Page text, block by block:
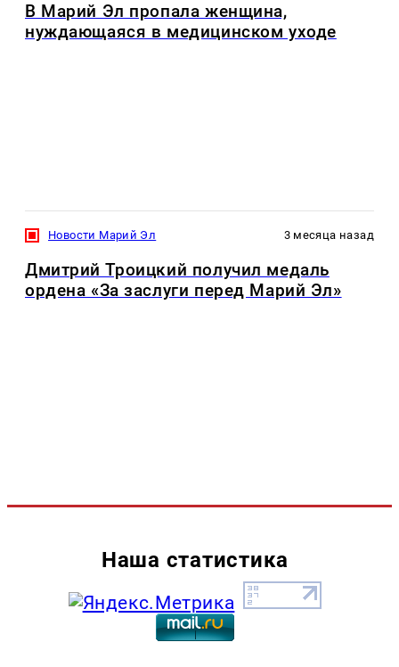
В Марий Эл пропала женщина,
нуждающаяся в медицинском уходе
Новости Марий Эл 3 месяца назад
Дмитрий Троицкий получил медаль
ордена «За заслуги перед Марий Эл»
Наша статистика